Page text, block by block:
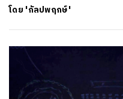
โดย 'กัลปพฤกษ์'